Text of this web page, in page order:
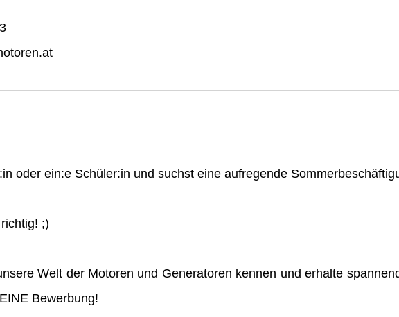
oder ein:e Schüler:in und suchst eine aufregende
;)
Welt der Motoren und Generatoren kennen und erhalte
Bewerbung!